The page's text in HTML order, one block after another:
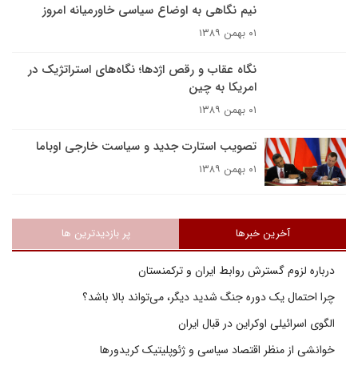
نیم نگاهی به اوضاع سیاسی خاورمیانه امروز
۰۱ بهمن ۱۳۸۹
نگاه عقاب و رقص اژدها؛ نگاه‌هاى استراتژيک در
امريکا به چين
۰۱ بهمن ۱۳۸۹
تصویب استارت جدید و سیاست خارجی اوباما
۰۱ بهمن ۱۳۸۹
آخرین خبرها پر بازدیدترین ها
درباره لزوم گسترش روابط ایران و ترکمنستان
چرا احتمال یک دوره جنگ شدید دیگر، می‌تواند بالا باشد؟
الگوی اسرائیلی اوکراین در قبال ایران
خوانشی از منظر اقتصاد سیاسی و ژئوپلیتیک کریدورها